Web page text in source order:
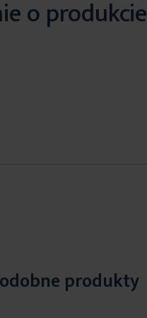
o produkcie
produkty